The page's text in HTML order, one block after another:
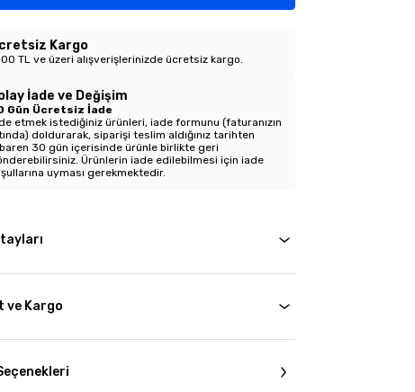
Kargo
TL ve üzeri alışverişlerinizde ücretsiz kargo.
İade ve Değişim
Gün Ücretsiz İade
etmek istediğiniz ürünleri, iade formunu (faturanızın
doldurarak, siparişi teslim aldığınız tarihten
30 gün içerisinde ürünle birlikte geri
Ürünlerin iade edilebilmesi için iade
uyması gerekmektedir.
ve Kargo